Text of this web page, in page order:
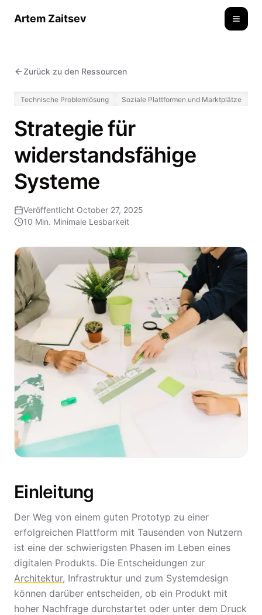
Artem Zaitsev
Zurück zu den Ressourcen
Technische Problemlösung Soziale Plattformen und Marktplätze
Strategie für
widerstandsfähige
Systeme
Veröffentlicht October 27, 2025
10 Min. Minimale Lesbarkeit
Einleitung
Der Weg von einem guten Prototyp zu einer
erfolgreichen Plattform mit Tausenden von Nutzern
ist eine der schwierigsten Phasen im Leben eines
digitalen Produkts. Die Entscheidungen zur
Architektur, Infrastruktur und zum Systemdesign
können darüber entscheiden, ob ein Produkt mit
hoher Nachfrage durchstartet oder unter dem Druck